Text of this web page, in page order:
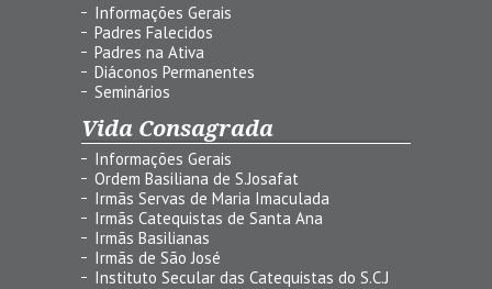
Informações Gerais
Padres Falecidos
Padres na Ativa
Diáconos Permanentes
Seminários
Vida Consagrada
Informações Gerais
Ordem Basiliana de S.Josafat
Irmãs Servas de Maria Imaculada
Irmãs Catequistas de Santa Ana
Irmãs Basilianas
Irmãs de São José
Instituto Secular das Catequistas do S.C.J